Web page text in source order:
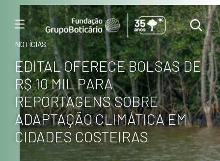
Menu
NOTÍCIAS
EDITAL OFERECE BOLSAS DE
R$ 10 MIL PARA
REPORTAGENS SOBRE
ADAPTAÇÃO CLIMÁTICA EM
CIDADES COSTEIRAS